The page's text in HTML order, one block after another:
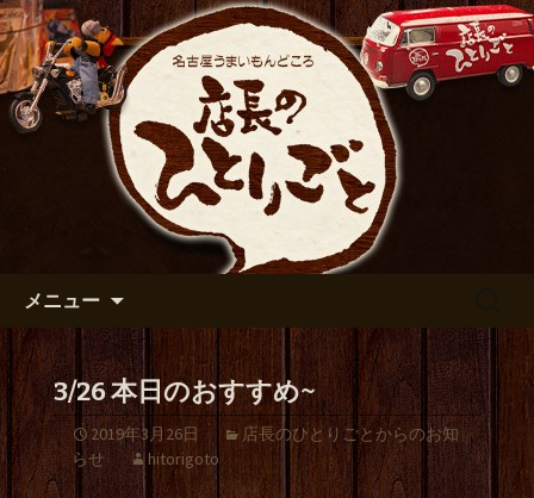
名古屋市伏見の居酒屋【店長の
ひとりごと】のブログ
出張や観光に名古屋めしがおすすめで
す
メニュー
3/26 本日のおすすめ~
2019年3月26日
店長のひとりごとからのお知
らせ
hitorigoto